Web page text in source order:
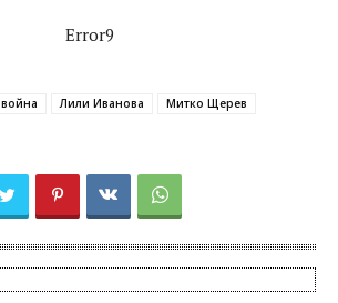
Error9
Лили Иванова
Митко Щерев